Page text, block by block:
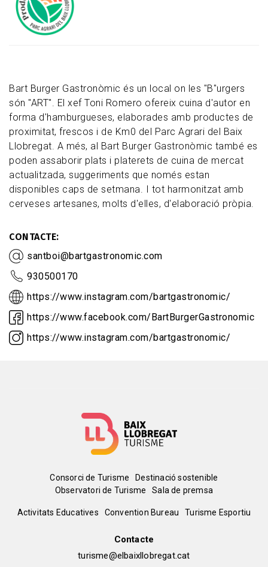
Bart Burger Gastronòmic és un local on les "B"urgers
són "ART". El xef Toni Romero ofereix cuina d'autor en
forma d'hamburgueses, elaborades amb productes de
proximitat, frescos i de Km0 del Parc Agrari del Baix
Llobregat. A més, al Bart Burger Gastronòmic també es
poden assaborir plats i platerets de cuina de mercat
actualitzada, suggeriments que només estan
disponibles caps de setmana. I tot harmonitzat amb
cerveses artesanes, molts d'elles, d'elaboració pròpia.
CONTACTE
santboi@bartgastronomic.com
930500170
https://www.instagram.com/bartgastronomic/
https://www.facebook.com/BartBurgerGastronomic
https://www.instagram.com/bartgastronomic/
Menú
del
Consorci de Turisme
Destinació sostenible
Observatori de Turisme
Sala de premsa
Peu
Activitats Educatives Convention Bureau Turisme Esportiu
Contacte
turisme@elbaixllobregat.cat